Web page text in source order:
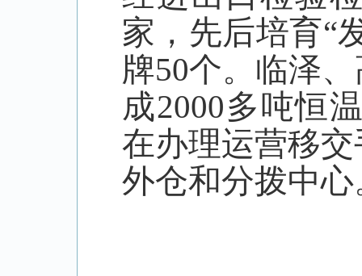
家，先后培育“
牌50个。临泽
成2000多吨恒
在办理运营移
外仓和分拨中心